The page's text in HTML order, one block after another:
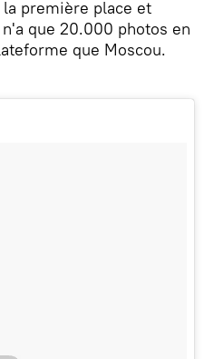
première place et
que 20.000 photos en
que Moscou.